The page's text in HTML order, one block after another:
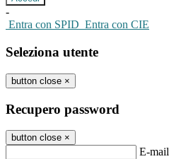
-
Entra con SPID Entra con CIE
Seleziona utente
button close ×
Recupero password
button close ×
E-mail